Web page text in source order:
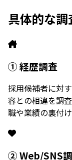
具体的な調
① 経歴調査
採用候補者に対
容との相違を調
職や業績の裏付
② Web/SNS